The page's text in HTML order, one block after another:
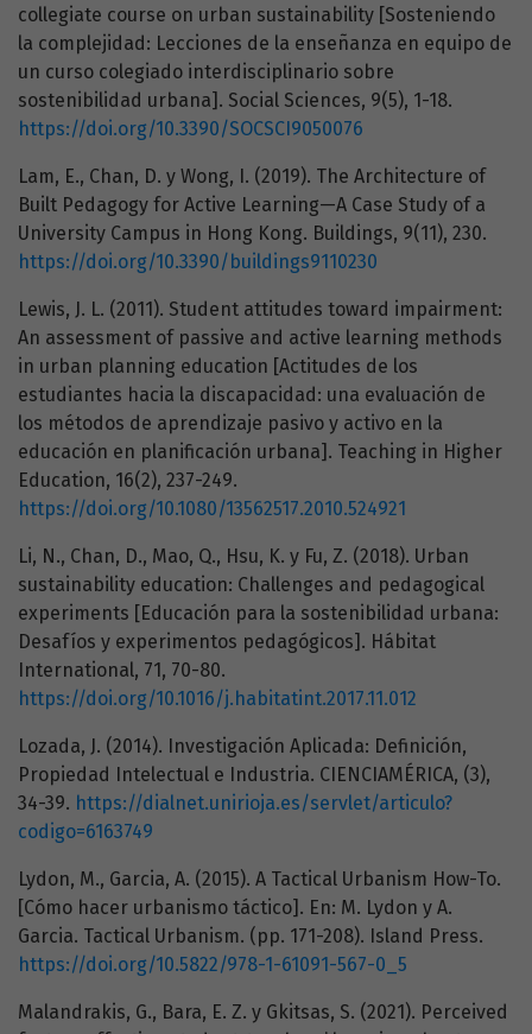
collegiate course on urban sustainability [Sosteniendo
la complejidad: Lecciones de la enseñanza en equipo de
un curso colegiado interdisciplinario sobre
sostenibilidad urbana]. Social Sciences, 9(5), 1-18.
https://doi.org/10.3390/SOCSCI9050076
Lam, E., Chan, D. y Wong, I. (2019). The Architecture of
Built Pedagogy for Active Learning—A Case Study of a
University Campus in Hong Kong. Buildings, 9(11), 230.
https://doi.org/10.3390/buildings9110230
Lewis, J. L. (2011). Student attitudes toward impairment:
An assessment of passive and active learning methods
in urban planning education [Actitudes de los
estudiantes hacia la discapacidad: una evaluación de
los métodos de aprendizaje pasivo y activo en la
educación en planificación urbana]. Teaching in Higher
Education, 16(2), 237-249.
https://doi.org/10.1080/13562517.2010.524921
Li, N., Chan, D., Mao, Q., Hsu, K. y Fu, Z. (2018). Urban
sustainability education: Challenges and pedagogical
experiments [Educación para la sostenibilidad urbana:
Desafíos y experimentos pedagógicos]. Hábitat
International, 71, 70-80.
https://doi.org/10.1016/j.habitatint.2017.11.012
Lozada, J. (2014). Investigación Aplicada: Definición,
Propiedad Intelectual e Industria. CIENCIAMÉRICA, (3),
34-39. https://dialnet.unirioja.es/servlet/articulo?
codigo=6163749
Lydon, M., Garcia, A. (2015). A Tactical Urbanism How-To.
[Cómo hacer urbanismo táctico]. En: M. Lydon y A.
Garcia. Tactical Urbanism. (pp. 171-208). Island Press.
https://doi.org/10.5822/978-1-61091-567-0_5
Malandrakis, G., Bara, E. Z. y Gkitsas, S. (2021). Perceived